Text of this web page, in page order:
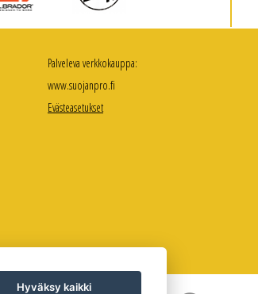
Palveleva verkkokauppa:
www.suojanpro.fi
Evästeasetukset
Hyväksy kaikki